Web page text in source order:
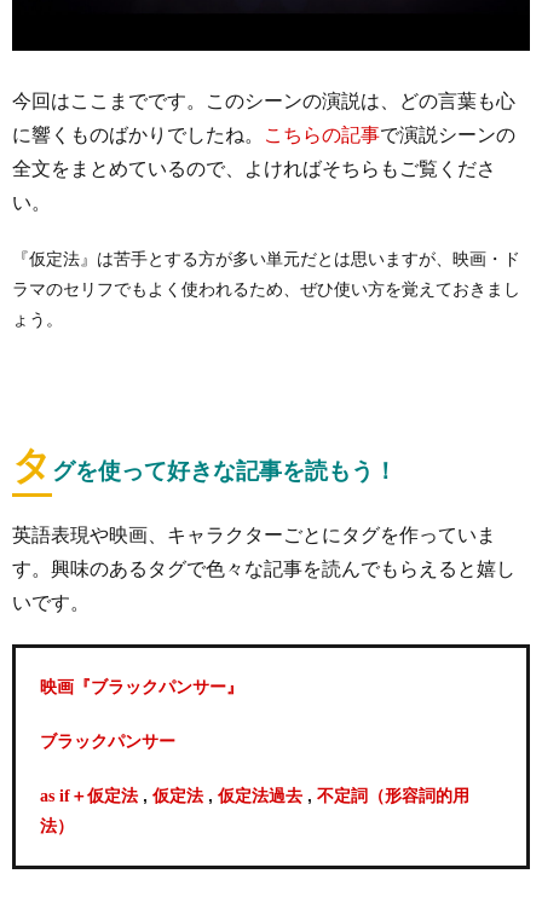
今回はここまでです。このシーンの演説は、どの言葉も心
に響くものばかりでしたね。
こちらの記事で演説シーンの
全文をまとめているので、よければそちらもご覧くださ
い。
『仮定法』は苦手とする方が多い単元だとは思いますが、映画・ド
ラマのセリフでもよく使われるため、ぜひ使い方を覚えておきまし
ょう。
タ グを使って好きな記事を読もう！
英語表現や映画、キャラクターごとにタグを作っていま
す。興味のあるタグで色々な記事を読んでもらえると嬉し
いです。
映画『ブラックパンサー』
ブラックパンサー
as if＋仮定法 , 仮定法 , 仮定法過去 , 不定詞（形容詞的用
法）